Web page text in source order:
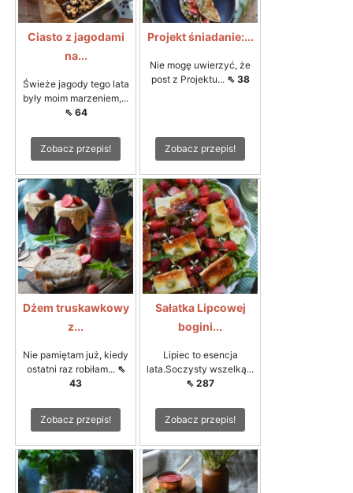
Ciasto z jagodami
na...
Świeże jagody tego lata
były moim marzeniem,...
⇖ 64
Zobacz przepis!
Projekt śniadanie:...
Nie mogę uwierzyć, że
post z Projektu... ⇖ 38
Zobacz przepis!
Dżem truskawkowy
z...
Nie pamiętam już, kiedy
ostatni raz robiłam... ⇖
43
Zobacz przepis!
Sałatka Lipcowej
bogini...
Lipiec to esencja
lata.Soczysty wszelką...
⇖ 287
Zobacz przepis!